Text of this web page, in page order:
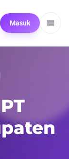
Masuk